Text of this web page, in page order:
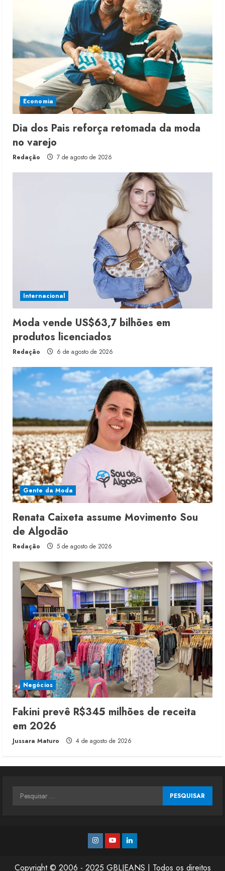
Economia
Dia dos Pais reforça retomada da moda
no varejo
Redação 7 de agosto de 2026
Internacional
Moda vende US$63,7 bilhões em
produtos licenciados
Redação 6 de agosto de 2026
Gente da Moda
Renata Caixeta assume Movimento Sou
de Algodão
Redação 5 de agosto de 2026
Negócios
Fakini prevê R$345 milhões de receita
em 2026
Jussara Maturo 4 de agosto de 2026
Pesquisar
Instagram
YoutubeLinkedin
Copyright © 2006 - 2025 GBLJEANS | Todos os direitos